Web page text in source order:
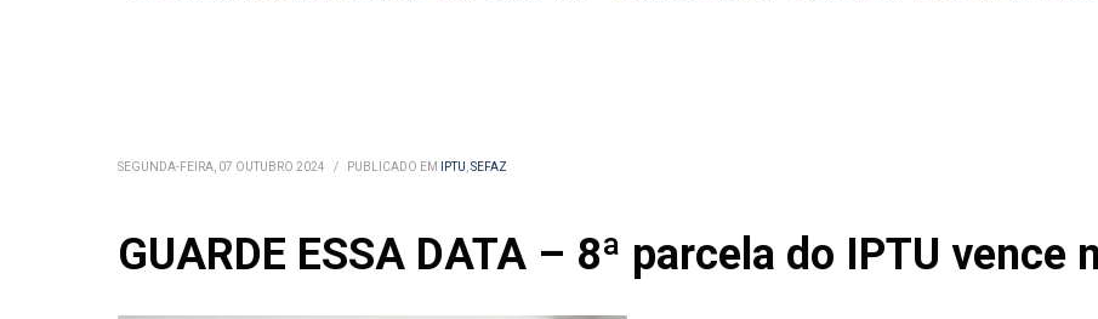
SEGUNDA-FEIRA, 07 OUTUBRO 2024 / PUBLICADO EM IPTU,SEFAZ
GUARDE ESSA DATA – 8ª parcela do IPTU